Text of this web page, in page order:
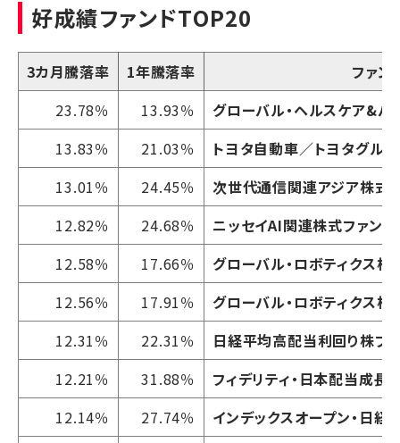
好成績ファンドTOP20
3カ月騰落率 1年騰落率
ファン
23.78％
13.93％
グローバル・ヘルスケア&バ
13.83％
21.03％
トヨタ自動車／トヨタグル
13.01％
24.45％
次世代通信関連アジア株式
12.82％
24.68％
ニッセイAI関連株式ファンド
12.58％
17.66％
グローバル・ロボティクス株
12.56％
17.91％
グローバル・ロボティクス株
12.31％
22.31％
日経平均高配当利回り株フ
12.21％
31.88％
フィデリティ・日本配当成長
12.14％
27.74％
インデックスオープン・日経